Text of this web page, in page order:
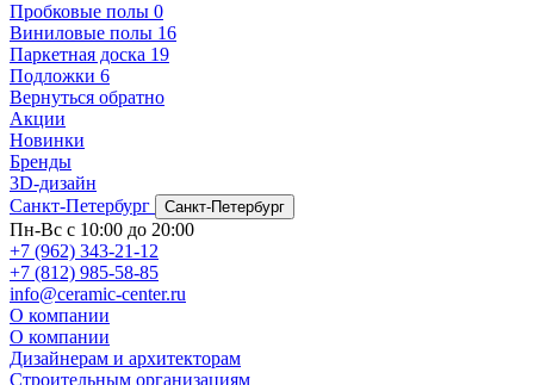
Пробковые полы 0
Виниловые полы 16
Паркетная доска 19
Подложки 6
Вернуться обратно
Акции
Новинки
Бренды
3D-дизайн
Санкт-Петербург
Санкт-Петербург
Пн-Вс с 10:00 до 20:00
+7 (962) 343-21-12
+7 (812) 985-58-85
info@ceramic-center.ru
О компании
О компании
Дизайнерам и архитекторам
Строительным организациям